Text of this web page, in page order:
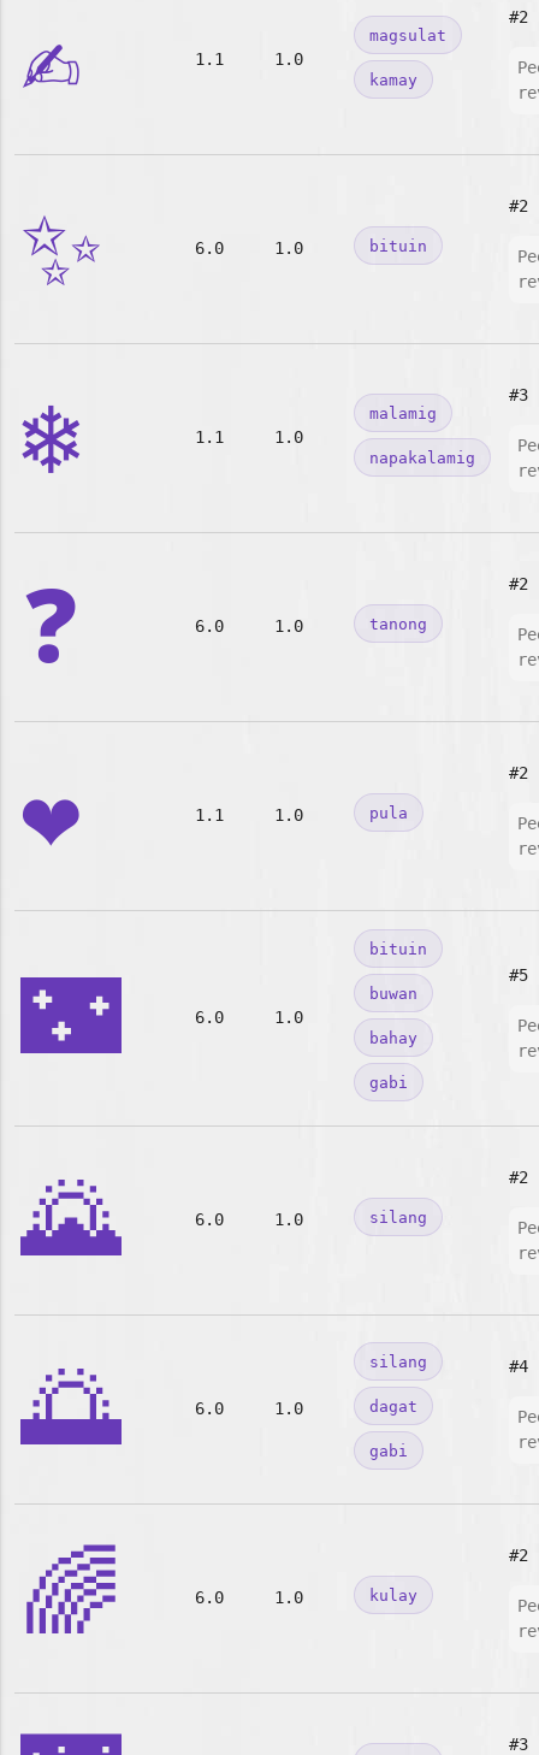
✍️ 1.1 1.0
magsulat
kamay
#2
✨ 6.0 1.0 bituin
#2
❄️ 1.1 1.0
malamig
napakalamig
#3
❓ 6.0 1.0 tanong
#2
❤️ 1.1 1.0 pula
#2
🌃 6.0 1.0
bituin
buwan
bahay
gabi
#5
🌄 6.0 1.0 silang
#2
🌅 6.0 1.0
silang
dagat
gabi
#4
🌈 6.0 1.0 kulay
#2
#3